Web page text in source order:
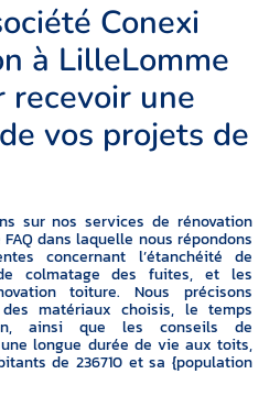
Conexi
à LilleLomme
recevoir une
vos projets de
sur nos services de rénovation
dans laquelle nous répondons
concernant l’étanchéité de
colmatage des fuites, et les
toiture. Nous précisons
des matériaux choisis, le temps
ainsi que les conseils de
longue durée de vie aux toits,
de 236710 et sa {population